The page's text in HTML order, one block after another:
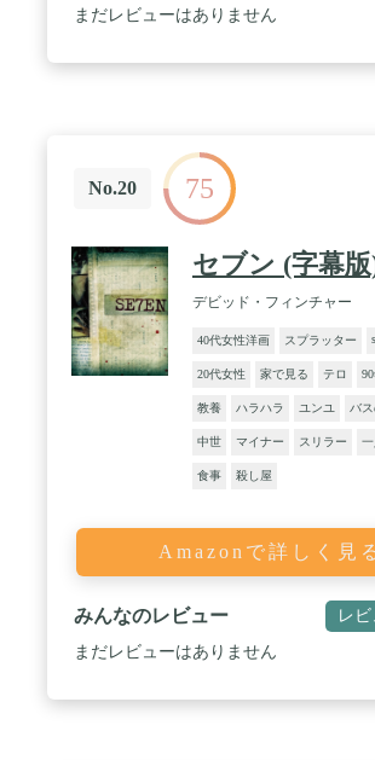
まだレビューはありません
No.20 75
セブン (字幕
デビッド・フィンチャー
40代女性洋画 スプラッター
20代女性 家で見る テロ
教養 ハラハラ ユンユ バ
中世 マイナー スリラー 一
食事 殺し屋
Amazonで詳しく見
みんなのレビュー レビ
まだレビューはありません